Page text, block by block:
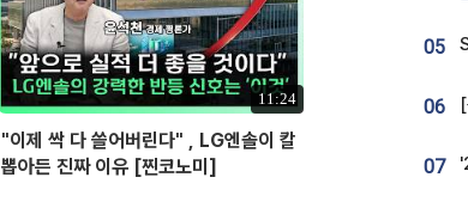
11:24
"이제 싹 다 쓸어버린다" , LG엔솔이 칼
뽑아든 진짜 이유 [찐코노미]
05
06
07